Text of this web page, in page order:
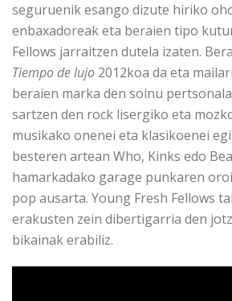
seguruenik esango dizute hiriko
enbaxadoreak eta beraien tipo
Fellows jarraitzen dutela izaten.
Tiempo de lujo 2012koa da eta
beraien marka den soinu
sartzen den rock lisergiko eta
musikako onenei eta klasikoenei
besteren artean Who, Kinks edo
hamarkadako garage punkaren
pop ausarta. Young Fresh Fellows
erakusten zein dibertigarria den
bikainak erabiliz.